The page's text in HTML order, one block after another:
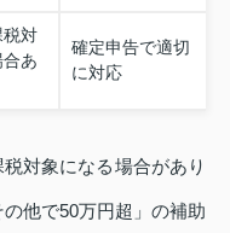
税対
あ
確定申告で適切
に対応
対象になる場合があり
他で50万円超」の補助